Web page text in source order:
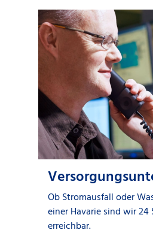
Ob Stromausfall oder
einer Havarie sind wir 24
erreichbar.